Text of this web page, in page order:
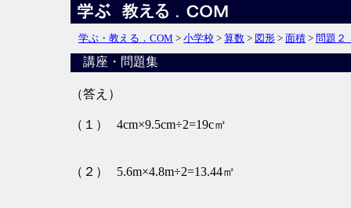
学ぶ・教える．COM > 小学校 > 算数 > 図形 > 面積 > 問題２
講座・問題集
（答え）
（１） 4cm×9.5cm÷2=19c㎡
（２） 5.6m×4.8m÷2=13.44㎡